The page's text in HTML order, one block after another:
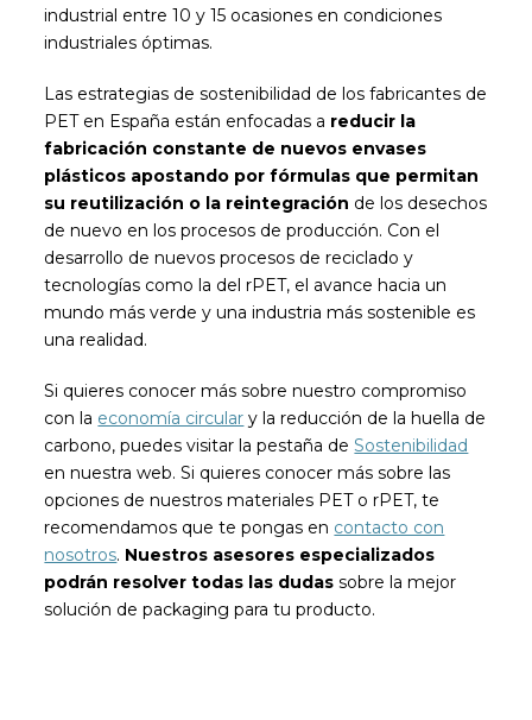
industrial entre 10 y 15 ocasiones en condiciones
industriales óptimas.
Las estrategias de sostenibilidad de los fabricantes de
PET en España están enfocadas a reducir la
fabricación constante de nuevos envases
plásticos apostando por fórmulas que permitan
su reutilización o la reintegración de los desechos
de nuevo en los procesos de producción. Con el
desarrollo de nuevos procesos de reciclado y
tecnologías como la del rPET, el avance hacia un
mundo más verde y una industria más sostenible es
una realidad.
Si quieres conocer más sobre nuestro compromiso
con la economía circular y la reducción de la huella de
carbono, puedes visitar la pestaña deSostenibilidad
en nuestra web. Si quieres conocer más sobre las
opciones de nuestros materiales PET o rPET, te
recomendamos que te pongas en contacto con
nosotros. Nuestros asesores especializados
podrán resolver todas las dudassobre la mejor
solución de packaging para tu producto.